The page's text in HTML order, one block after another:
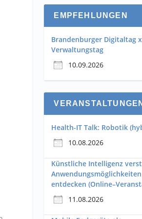
EMPFEHLUNGEN
Brandenburger Digitaltag
Verwaltungstag
10.09.2026
VERANSTALTUNGEN
Health-IT Talk: Robotik
10.08.2026
Künstliche Intelligenz
Anwendungsmöglichkeiten
entdecken
11.08.2026